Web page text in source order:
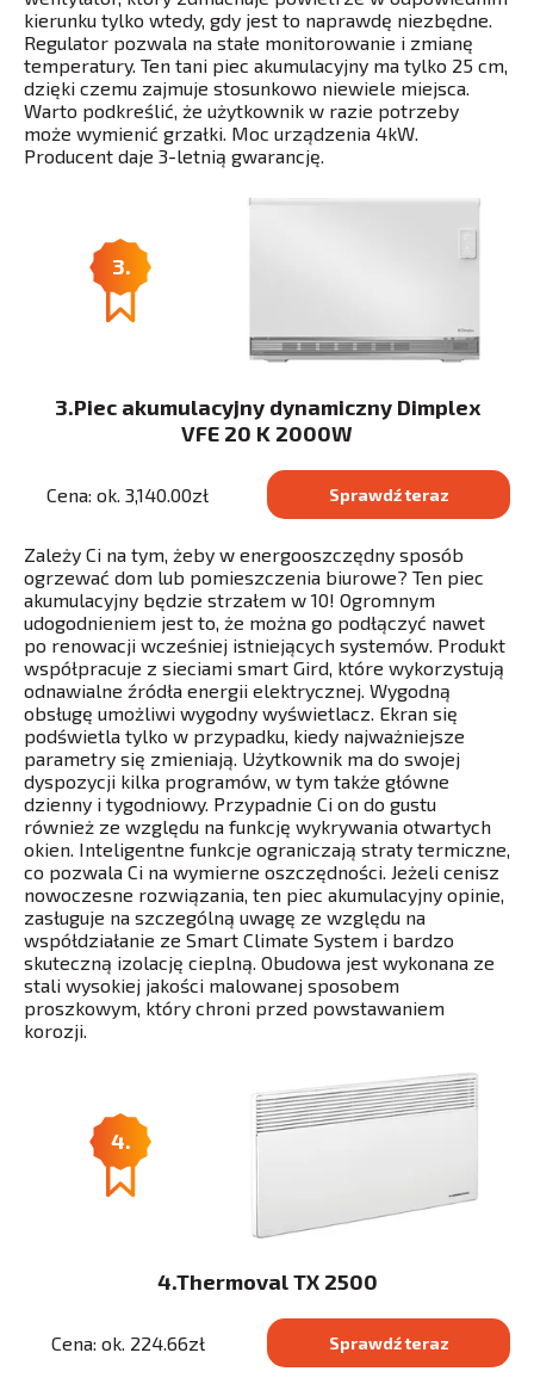
kierunku tylko wtedy, gdy jest to naprawdę niezbędne.
Regulator pozwala na stałe monitorowanie i zmianę
temperatury. Ten tani piec akumulacyjny ma tylko 25 cm,
dzięki czemu zajmuje stosunkowo niewiele miejsca.
Warto podkreślić, że użytkownik w razie potrzeby
może wymienić grzałki. Moc urządzenia 4kW.
Producent daje 3-letnią gwarancję.
3.
3.Piec akumulacyjny dynamiczny Dimplex
VFE 20 K 2000W
Cena: ok. 3,140.00zł Sprawdź teraz
Zależy Ci na tym, żeby w energooszczędny sposób
ogrzewać dom lub pomieszczenia biurowe? Ten piec
akumulacyjny będzie strzałem w 10! Ogromnym
udogodnieniem jest to, że można go podłączyć nawet
po renowacji wcześniej istniejących systemów. Produkt
współpracuje z sieciami smart Gird, które wykorzystują
odnawialne źródła energii elektrycznej. Wygodną
obsługę umożliwi wygodny wyświetlacz. Ekran się
podświetla tylko w przypadku, kiedy najważniejsze
parametry się zmieniają. Użytkownik ma do swojej
dyspozycji kilka programów, w tym także główne
dzienny i tygodniowy. Przypadnie Ci on do gustu
również ze względu na funkcję wykrywania otwartych
okien. Inteligentne funkcje ograniczają straty termiczne,
co pozwala Ci na wymierne oszczędności. Jeżeli cenisz
nowoczesne rozwiązania, ten piec akumulacyjny opinie,
zasługuje na szczególną uwagę ze względu na
współdziałanie ze Smart Climate System i bardzo
skuteczną izolację cieplną. Obudowa jest wykonana ze
stali wysokiej jakości malowanej sposobem
proszkowym, który chroni przed powstawaniem
korozji.
4.
4.Thermoval TX 2500
Cena: ok. 224.66zł Sprawdź teraz